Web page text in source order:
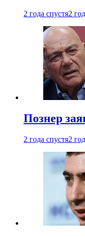
2 года спустя2
Познер
2 года спустя2